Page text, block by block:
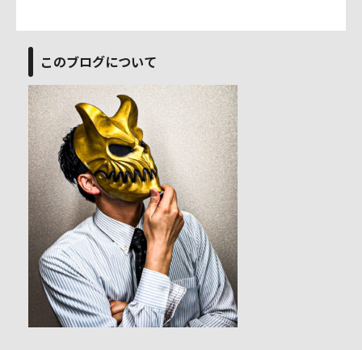
このブログについて